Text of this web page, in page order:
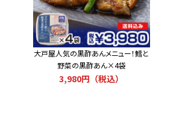
大戸屋人気の黒酢あんメニュー！鱈と
野菜の黒酢あん×4袋
3,980円（税込）